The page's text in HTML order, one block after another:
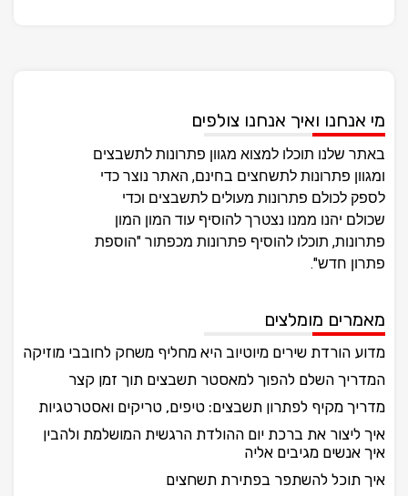
מי אנחנו ואיך אנחנו צולפים
באתר שלנו תוכלו למצוא מגוון פתרונות לתשבצים
ומגוון פתרונות לתשחצים בחינם, האתר נוצר כדי
לספק לכולם פתרונות מעולים לתשבצים וכדי
שכולם יהנו ממנו נצטרך להוסיף עוד המון המון
פתרונות, תוכלו להוסיף פתרונות מכפתור "הוספת
פתרון חדש".
מאמרים מומלצים
מדוע הורדת שירים מיוטיוב היא מחליף משחק לחובבי מוזיקה
המדריך השלם להפוך למאסטר תשבצים תוך זמן קצר
מדריך מקיף לפתרון תשבצים: טיפים, טריקים ואסטרטגיות
איך ליצור את ברכת יום ההולדת הרגשית המושלמת ולהבין
איך אנשים מגיבים אליה
איך תוכל להשתפר בפתירת תשחצים